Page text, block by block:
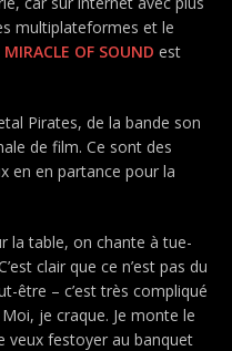
multiplateformes et le
MIRACLE OF SOUND est
Pirates, de la bande son
de film. Ce sont des
en en partance pour la
la table, on chante à tue-
clair que ce n’est pas du
être – c’est très compliqué
je craque. Je monte le
veux festoyer au banquet